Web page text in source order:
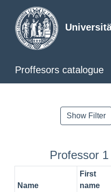
Proffesors catalogue
Show Filter
Professor
Name
First
name